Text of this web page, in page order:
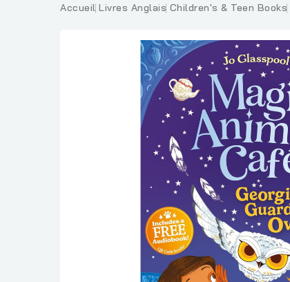
Accueil Livres Anglais Children's & Teen Books